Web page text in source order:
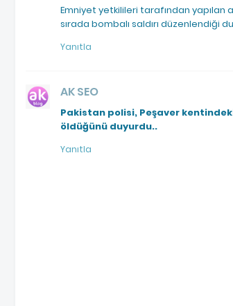
Emniyet yetkilileri tarafından
sırada bombalı saldırı düzenlendiği
Yanıtla
AK SEO
Pakistan polisi, Peşaver
öldüğünü duyurdu..
Yanıtla